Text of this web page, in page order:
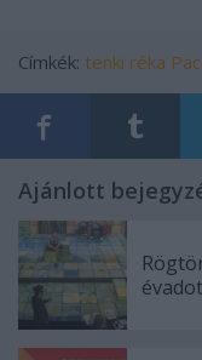
Címkék: tenki réka
Ajánlott